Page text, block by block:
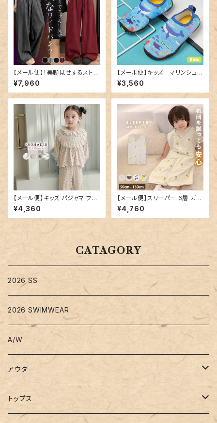
【メール便】「美脚見せするストラ
イプ」ワイドパンツ レディース き
れいめ ボトムス ハイウエスト／
pants684
¥7,960
【メール便】キッズ マリンシュー
ズ／shoes176
¥3,560
【メール便】キッズ パジャマ フリ
ル 長袖 女の子／roomwear2
62
¥4,360
【メール便】スリーパー 6層 ガー
ゼ キッズ 女の子／kidstops01
7
¥4,760
CATAGORY
2026 SS
2026 SWIMWEAR
A/W
アウター
コート
トップス